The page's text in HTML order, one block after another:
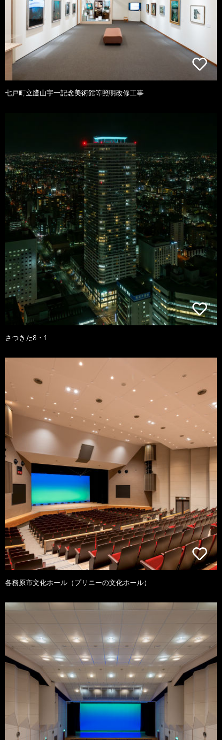
七戸町立鷹山宇一記念美術館等照明改修工事
さつきた8・1
各務原市文化ホール（プリニーの文化ホール）